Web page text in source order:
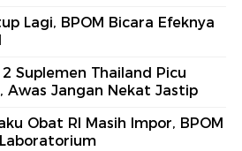
Lagi, BPOM Bicara Efeknya
Suplemen Thailand Picu
Awas Jangan Nekat Jastip
Obat RI Masih Impor, BPOM